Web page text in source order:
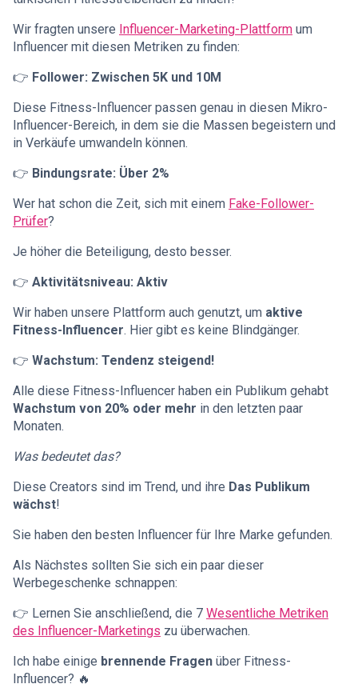
Wir fragten unsere Influencer-Marketing-Plattform um
Influencer mit diesen Metriken zu finden:
👉 Follower: Zwischen 5K und 10M
Diese Fitness-Influencer passen genau in diesen Mikro-
Influencer-Bereich, in dem sie die Massen begeistern und
in Verkäufe umwandeln können.
👉 Bindungsrate: Über 2%
Wer hat schon die Zeit, sich mit einem Fake-Follower-
Prüfer?
Je höher die Beteiligung, desto besser.
👉 Aktivitätsniveau: Aktiv
Wir haben unsere Plattform auch genutzt, um aktive
Fitness-Influencer. Hier gibt es keine Blindgänger.
👉 Wachstum: Tendenz steigend!
Alle diese Fitness-Influencer haben ein Publikum gehabt
Wachstum von 20% oder mehr in den letzten paar
Monaten.
Was bedeutet das?
Diese Creators sind im Trend, und ihre Das Publikum
wächst!
Sie haben den besten Influencer für Ihre Marke gefunden.
Als Nächstes sollten Sie sich ein paar dieser
Werbegeschenke schnappen:
👉 Lernen Sie anschließend, die 7 Wesentliche Metriken
des Influencer-Marketings zu überwachen.
Ich habe einige brennende Fragen über Fitness-
Influencer? 🔥